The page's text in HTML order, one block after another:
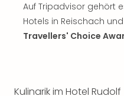
Auf Tripadvisor gehört
Hotels in Reischach
Travellers' Choice
Kulinarik im Hotel Rudolf